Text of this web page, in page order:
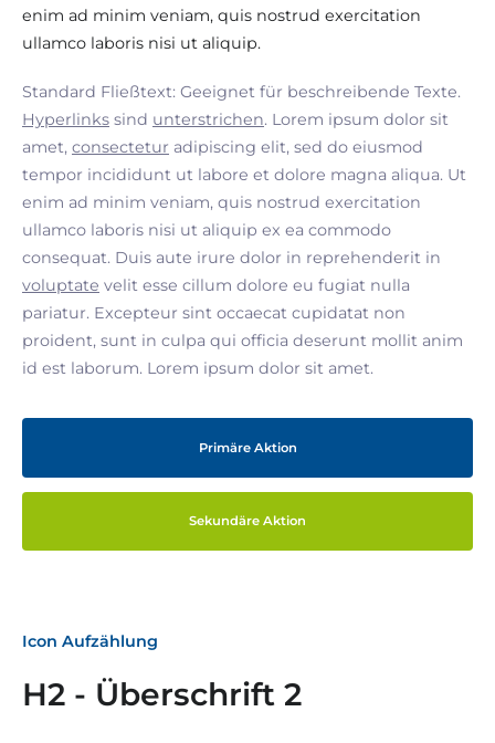
enim ad minim veniam, quis nostrud exercitation
ullamco laboris nisi ut aliquip.
Standard Fließtext: Geeignet für beschreibende Texte.
Hyperlinks sind unterstrichen. Lorem ipsum dolor sit
amet, consectetur adipiscing elit, sed do eiusmod
tempor incididunt ut labore et dolore magna aliqua. Ut
enim ad minim veniam, quis nostrud exercitation
ullamco laboris nisi ut aliquip ex ea commodo
consequat. Duis aute irure dolor in reprehenderit in
voluptate velit esse cillum dolore eu fugiat nulla
pariatur. Excepteur sint occaecat cupidatat non
proident, sunt in culpa qui officia deserunt mollit anim
id est laborum. Lorem ipsum dolor sit amet.
Primäre Aktion
Sekundäre Aktion
Icon Aufzählung
H2 - Überschrift 2